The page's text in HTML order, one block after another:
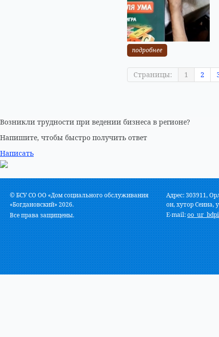
подробнее
Страницы: 1 2
Возникли трудности при ведении бизнеса в регионе?
Напишите, чтобы быстро получить ответ
Написать
© БСУ СО ОО «Дом социального обслуживания
«Богдановский» 2026.
Все права защищены.
Адрес: 303911,
он, хутор Сеина,
E-mail: